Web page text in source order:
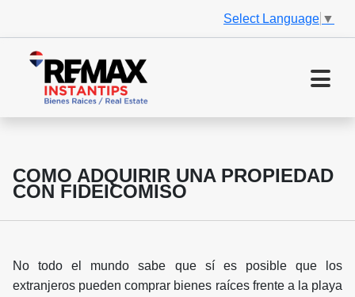
Select Language ▼
COMO ADQUIRIR UNA PROPIEDAD
CON FIDEICOMISO
No todo el mundo sabe que sí es posible que los
extranjeros pueden comprar bienes raíces frente a la playa